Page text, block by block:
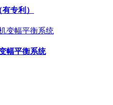
专利）
幅平衡系统